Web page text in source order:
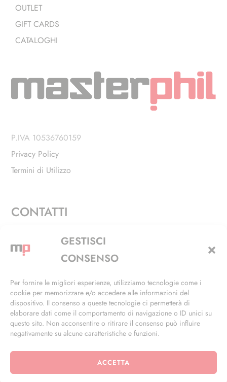
GESTISCI
CONSENSO
Per fornire le migliori esperienze, utilizziamo tecnologie come i
cookie per memorizzare e/o accedere alle informazioni del
dispositivo. Il consenso a queste tecnologie ci permetterà di
elaborare dati come il comportamento di navigazione o ID unici su
questo sito. Non acconsentire o ritirare il consenso può influire
negativamente su alcune caratteristiche e funzioni.
ACCETTA
OUTLET
GIFT CARDS
CATALOGHI
P.IVA 10536760159
Privacy Policy
Termini di Utilizzo
CONTATTI
Via Alfieri, 27 - Trezzano Sul Naviglio (MI)
+39 02 4846 3155
info@masterphil.it